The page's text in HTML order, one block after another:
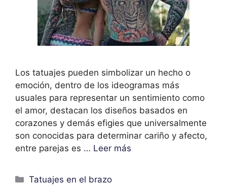
Los tatuajes pueden simbolizar un hecho o
emoción, dentro de los ideogramas más
usuales para representar un sentimiento como
el amor, destacan los diseños basados en
corazones y demás efigies que universalmente
son conocidas para determinar cariño y afecto,
entre parejas es … Leer más
Categorías
Tatuajes en el brazo